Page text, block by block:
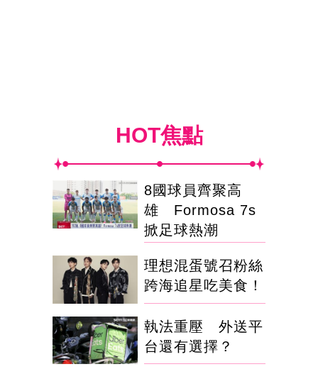
HOT焦點
8國球員齊聚高
雄 Formosa 7s
掀足球熱潮
理想混蛋號召粉絲
跨海追星吃美食！
執法重壓 外送平
台還有選擇？